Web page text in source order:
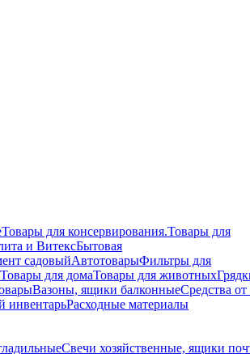
Товары для консервирования.Товары для
и ВитексБытовая
садовыйАвтотоварыФильтры для
Товары для домаТовары для животных
Вазоны, ящики балконныеСредства от
инвентарьРасходные материалы
Свечи хозяйственные, ящики